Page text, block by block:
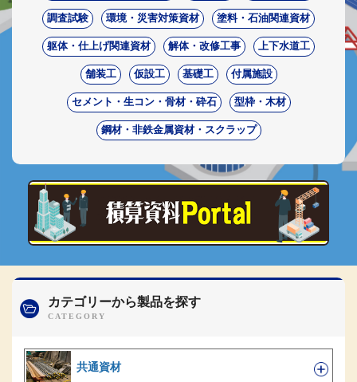
調査試験 環境・災害対策資材 塗料・石油関連資材
躯体・仕上げ関連資材 解体・改修工事 上下水道工
舗装工 仮設工 基礎工 付属施設
セメント・生コン・骨材・砕石 型枠・木材
鋼材・非鉄金属資材・スクラップ
カテゴリーから製品を探す
共通資材